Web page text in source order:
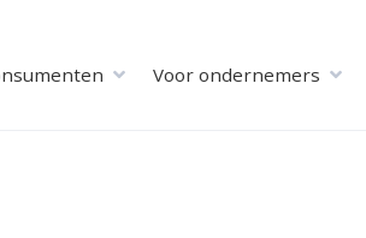
Voor ondernemers